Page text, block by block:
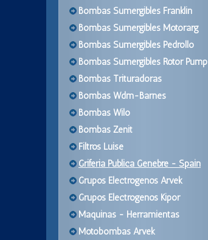
Bombas Sumergibles Franklin
Bombas Sumergibles Motorarg
Bombas Sumergibles Pedrollo
Bombas Sumergibles Rotor Pump
Bombas Trituradoras
Bombas Wdm-Barnes
Bombas Wilo
Bombas Zenit
Filtros Luise
Griferia Publica Genebre - Spain
Grupos Electrogenos Arvek
Grupos Electrogenos Kipor
Maquinas - Herramientas
Motobombas Arvek